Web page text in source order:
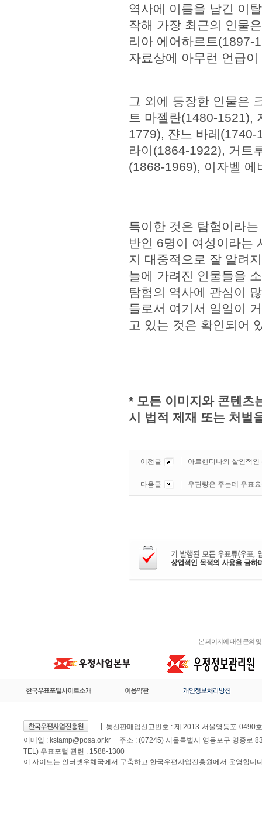
역사에 이름을 남긴 이
작해 가장 최근의 인물
리아 에어하르트(1897-
자료상에 아무런 언급이
그 외에 등장한 인물은
트 마젤란(1480-1521),
1779), 쟌느 바레
라이(1864-1922), 거트
(1868-1969), 이자벨
특이한 것은 탐험이라
반인 6명이 여성이라는
지 대중적으로 잘 알려
늘에 가려진 인물들을
탐험의 역사에 관심이
들로서 여기서 일일이
고 있는 것은 확인되어
* 모든 이미지와 콘텐츠
시 법적 제재 또는 처벌
이전글 아르헨티나의 살인적인
다음글 우편량은 주는데 우표
본 페이지에 대한 문의
통신판매업신고번호 : 제 2013-서울영등포-0490호
이메일 : kstamp@posa.or.kr
주소 : (07245) 서울특별시 영등포구 영중로
TEL) 우표포털 관련 : 1588-1300
이 사이트는 인터넷우체국에서 구축하고 한국우편사업진흥원에서 운영합니